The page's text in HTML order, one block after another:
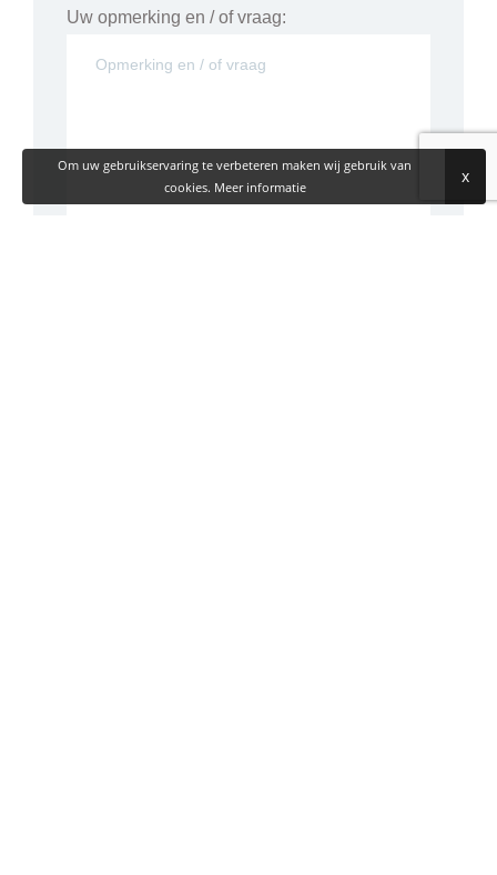
Om uw gebruikservaring te verbeteren maken wij gebruik van
cookies. Meer informatie
x
Uw opmerking en / of vraag: